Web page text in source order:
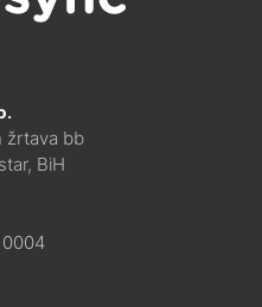
žrtava bb
BiH